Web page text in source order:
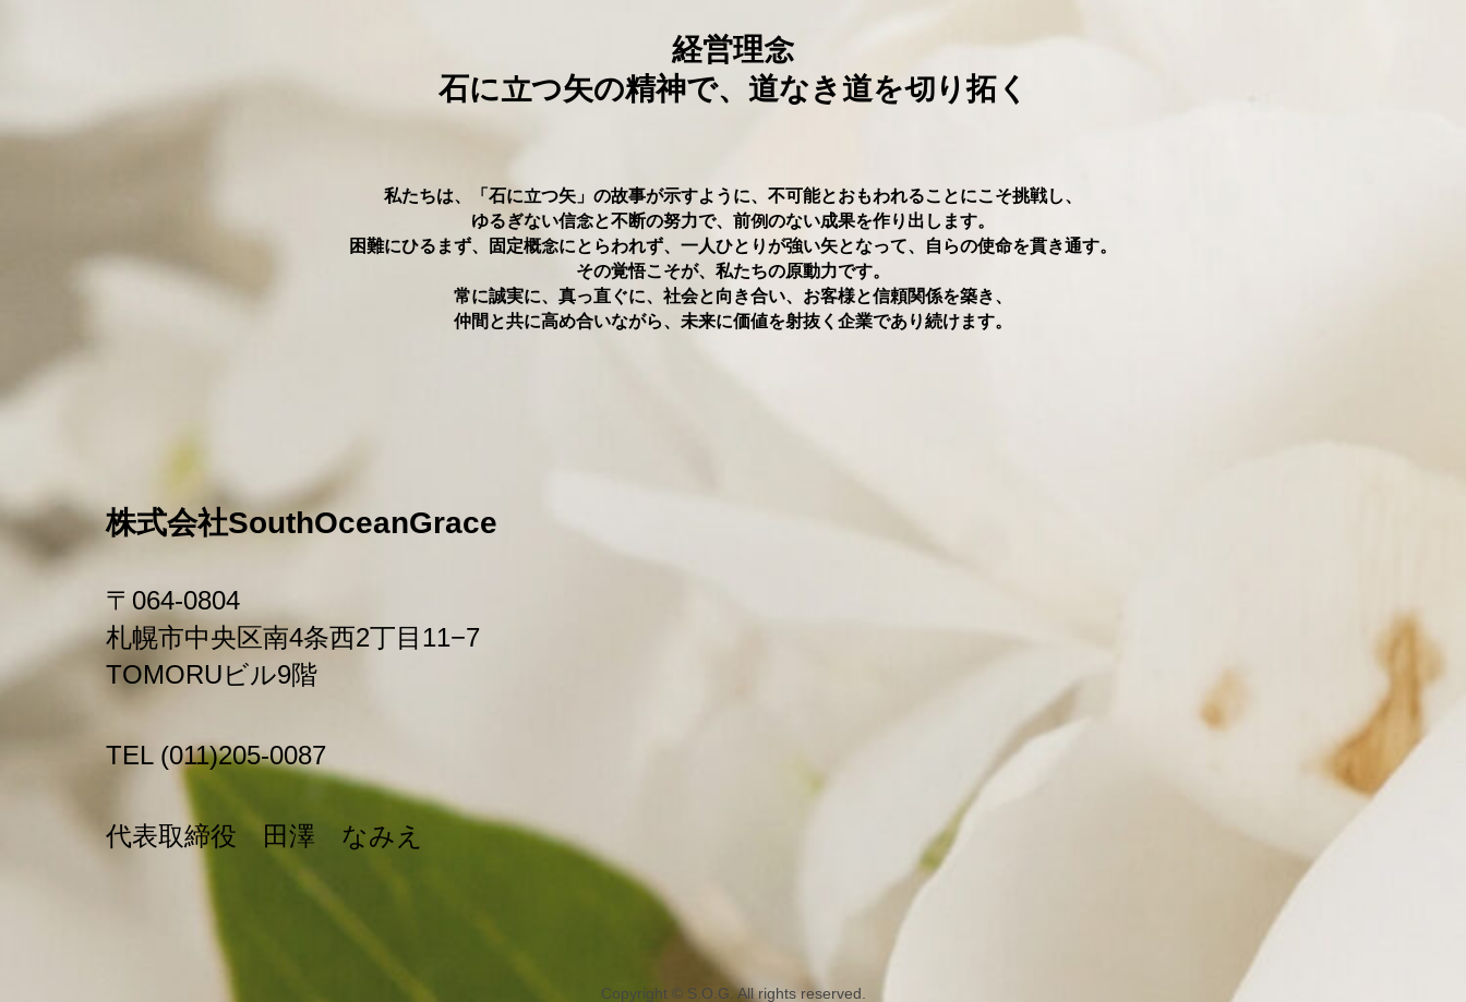
経営理念
⽯に立つ⽮の精神で、 道なき道を切り拓く
私たちは、「⽯に立つ⽮」の故事が⽰すように、不可能とおもわれることにこそ挑戦し、
ゆるぎない信念と不断の努⼒で、前例のない成果を作り出します。
困難にひるまず、固定概念にとらわれず、⼀人ひとりが強い⽮となって、⾃らの使命を貫き通す。
その覚悟こそが、私たちの原動⼒です。
常に誠実に、真っ直ぐに、社会と向き合い、お客様と信頼関係を築き、
仲間と共に高め合いながら、未来に価値を射抜く企業であり続けます。
株式会社SouthOceanGrace
〒064-0804
札幌市中央区南4条⻄2丁⽬11−7
TOMORUビル9階
TEL (011)205-0087
代表取締役 ⽥澤 なみえ
Copyright © S.O.G. All rights reserved.